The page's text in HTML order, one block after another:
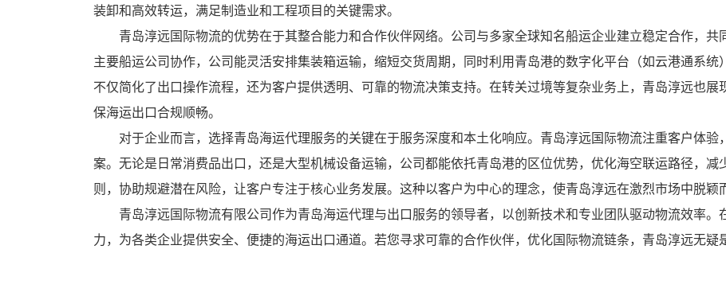
装卸和高效转运，满足制造业和工程项目的关键需求。
青岛淳远国际物流的优势在于其整合能力和合作伙伴网络。公司与多家全球知名船运企业建立稳定合作，
主要船运公司协作，公司能灵活安排集装箱运输，缩短交货周期，同时利用青岛港的数字化平台（如云港通系
不仅简化了出口操作流程，还为客户提供透明、可靠的物流决策支持。在转关过境等复杂业务上，青岛淳远也
保海运出口合规顺畅。
对于企业而言，选择青岛海运代理服务的关键在于服务深度和本土化响应。青岛淳远国际物流注重客户体
案。无论是日常消费品出口，还是大型机械设备运输，公司都能依托青岛港的区位优势，优化海空联运路径，
则，协助规避潜在风险，让客户专注于核心业务发展。这种以客户为中心的理念，使青岛淳远在激烈市场中脱颖
青岛淳远国际物流有限公司作为青岛海运代理与出口服务的领导者，以创新技术和专业团队驱动物流效率
力，为各类企业提供安全、便捷的海运出口通道。若您寻求可靠的合作伙伴，优化国际物流链条，青岛淳远无疑